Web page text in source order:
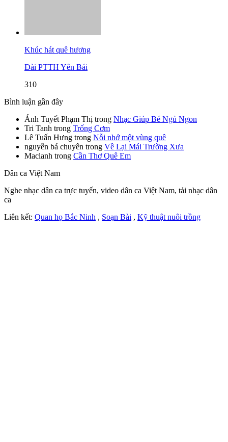
Khúc hát quê hương
Đài PTTH Yên Bái
310
Bình luận gần đây
Ánh Tuyết Phạm Thị trong Nhạc Giúp Bé Ngủ Ngon
Tri Tanh trong Trống Cơm
Lê Tuấn Hưng trong Nỗi nhớ một vùng quê
nguyễn bá chuyên trong Về Lại Mái Trường Xưa
Maclanh trong Cần Thơ Quê Em
Dân ca Việt Nam
Nghe nhạc dân ca trực tuyến, video dân ca Việt Nam, tải nhạc dân
ca
Liên kết: Quan họ Bắc Ninh , Soạn Bài , Kỹ thuật nuôi trồng